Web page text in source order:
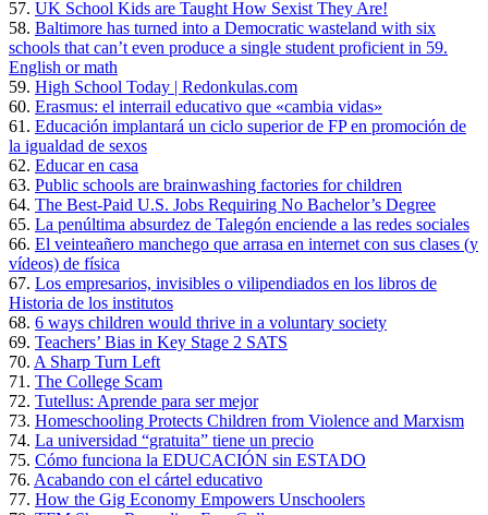
57. UK School Kids are Taught How Sexist They Are!
58. Baltimore has turned into a Democratic wasteland with six
schools that can’t even produce a single student proficient in 59.
English or math
59. High School Today | Redonkulas.com
60. Erasmus: el interrail educativo que «cambia vidas»
61. Educación implantará un ciclo superior de FP en promoción de
la igualdad de sexos
62. Educar en casa
63. Public schools are brainwashing factories for children
64. The Best-Paid U.S. Jobs Requiring No Bachelor’s Degree
65. La penúltima absurdez de Talegón enciende a las redes sociales
66. El veinteañero manchego que arrasa en internet con sus clases (y
vídeos) de física
67. Los empresarios, invisibles o vilipendiados en los libros de
Historia de los institutos
68. 6 ways children would thrive in a voluntary society
69. Teachers’ Bias in Key Stage 2 SATS
70. A Sharp Turn Left
71. The College Scam
72. Tutellus: Aprende para ser mejor
73. Homeschooling Protects Children from Violence and Marxism
74. La universidad “gratuita” tiene un precio
75. Cómo funciona la EDUCACIÓN sin ESTADO
76. Acabando con el cártel educativo
77. How the Gig Economy Empowers Unschoolers